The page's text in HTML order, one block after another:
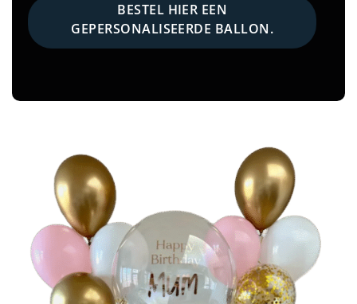
BESTEL HIER EEN
GEPERSONALISEERDE BALLON.